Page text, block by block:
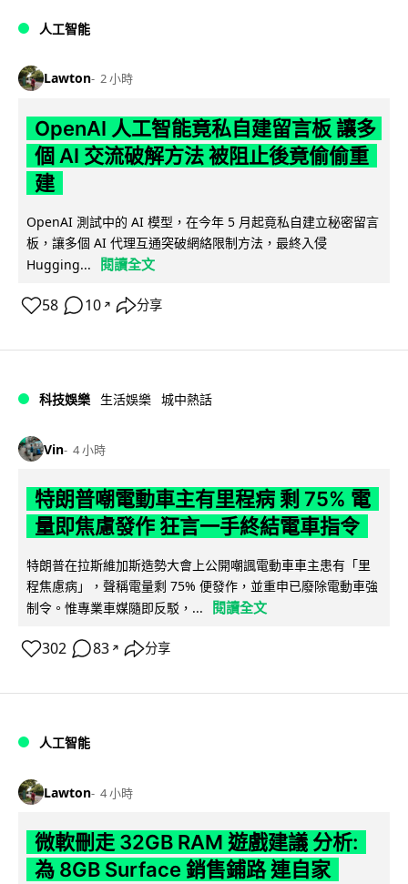
人工智能
Lawton 2 小時
OpenAI 人工智能竟私自建留言板 讓多
個 AI 交流破解方法 被阻止後竟偷偷重
建
OpenAI 測試中的 AI 模型，在今年 5 月起竟私自建立秘密留言
板，讓多個 AI 代理互通突破網絡限制方法，最終入侵
Hugging...
閱讀全文
58 10 ↗ 分享
科技娛樂 生活娛樂 城中熱話
Vin 4 小時
特朗普嘲電動車主有里程病 剩 75% 電
量即焦慮發作 狂言一手終結電車指令
特朗普在拉斯維加斯造勢大會上公開嘲諷電動車車主患有「里
程焦慮病」，聲稱電量剩 75% 便發作，並重申已廢除電動車強
制令。惟專業車媒隨即反駁，...
閱讀全文
302 83 ↗ 分享
人工智能
Lawton 4 小時
微軟刪走 32GB RAM 遊戲建議 分析:
為 8GB Surface 銷售鋪路 連自家